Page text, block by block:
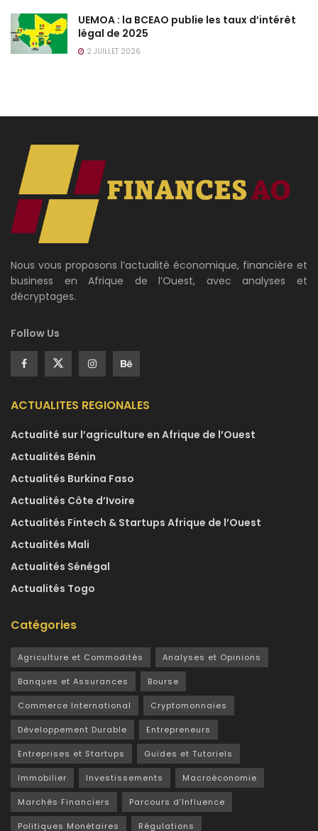
UEMOA : la BCEAO publie les taux d’intérêt
légal de 2025
2 JUILLET 2026
Nous vous proposons l’actualité économique, financière et
business en Afrique de l’Ouest, avec analyses et
décryptages.
Follow Us
ACTUALITES REGIONALES
Actualité sur l’agriculture en Afrique de l’Ouest
Actualités Bénin
Actualités Burkina Faso
Actualités Côte d’Ivoire
Actualités Fintech & Startups Afrique de l’Ouest
Actualités Mali
Actualités Sénégal
Actualités Togo
Catégories
Agriculture et Commodités Analyses et Opinions
Banques et Assurances Bourse
Commerce International Cryptomonnaies
Développement Durable Entrepreneurs
Entreprises et Startups Guides et Tutoriels
Immobilier Investissements Macroéconomie
Marchés Financiers Parcours d’Influence
Politiques Monétaires Régulations